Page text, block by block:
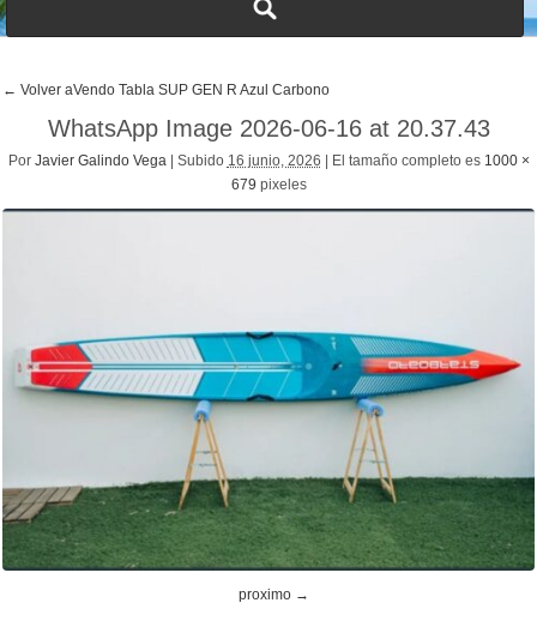
← Volver aVendo Tabla SUP GEN R Azul Carbono
WhatsApp Image 2026-06-16 at 20.37.43
Por Javier Galindo Vega Subido 16 junio, 2026 El tamaño completo es 1000 ×
679 pixeles
proximo →